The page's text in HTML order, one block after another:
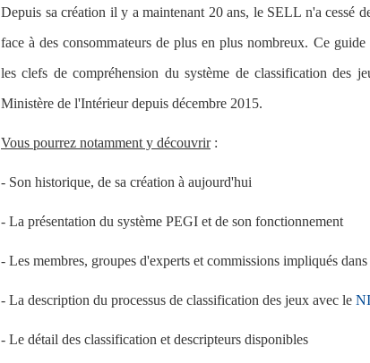
Depuis sa création il y a maintenant 20 ans, le SELL n'a cessé
face à des consommateurs de plus en plus nombreux. Ce
les clefs de compréhension du système de classification des
Ministère de l'Intérieur depuis décembre 2015.
Vous pourrez notamment y découvrir:
- Son historique, de sa création à aujourd'hui
- La présentation du système PEGI et de son fonctionnement
- Les membres, groupes d'experts et commissions impliqués
- La description du processus de classification des jeux avec le
- Le détail des classification et descripteurs disponibles